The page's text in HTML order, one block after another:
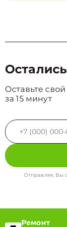
Оставьте
за 15 минут
Отправляя, Вы
Ремонт